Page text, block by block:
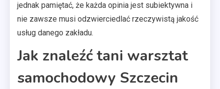
jednak pamiętać, że każda opinia jest subiektywna i
nie zawsze musi odzwierciedlać rzeczywistą jakość
usług danego zakładu.
Jak znaleźć tani warsztat
samochodowy Szczecin